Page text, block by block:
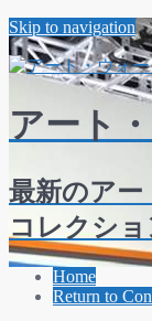
Skip to navigation
アート
最新のアー
コレクショ
Home
Return to